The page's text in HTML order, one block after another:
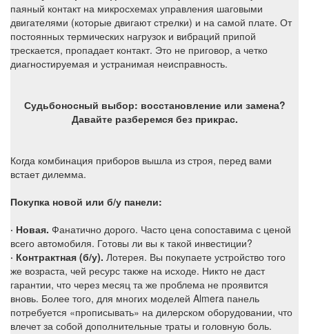
паяный контакт на микросхемах управления шаговыми
двигателями (которые двигают стрелки) и на самой плате. От
постоянных термических нагрузок и вибраций припой
трескается, пропадает контакт. Это не приговор, а четко
диагностируемая и устранимая неисправность.
Судьбоносный выбор: восстановление или замена?
Давайте разберемся без прикрас.
Когда комбинация приборов вышла из строя, перед вами
встает дилемма.
Покупка новой или б/у панели:
· Новая. Фанатично дорого. Часто цена сопоставима с ценой
всего автомобиля. Готовы ли вы к такой инвестиции?
· Контрактная (б/у). Лотерея. Вы покупаете устройство того
же возраста, чей ресурс также на исходе. Никто не даст
гарантии, что через месяц та же проблема не проявится
вновь. Более того, для многих моделей Almera панель
потребуется «прописывать» на дилерском оборудовании, что
влечет за собой дополнительные траты и головную боль.